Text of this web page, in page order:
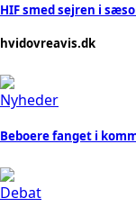
HIF smed sejren i
hvidovreavis.dk
Nyheder
Beboere fanget i
Debat